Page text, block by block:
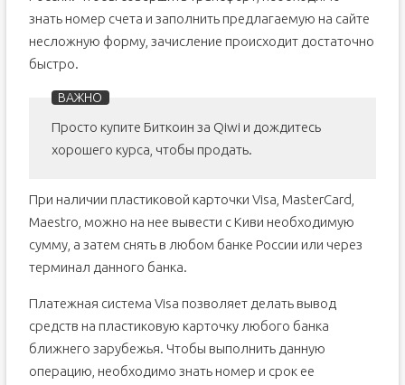
знать номер счета и заполнить предлагаемую на сайте
несложную форму, зачисление происходит достаточно
быстро.
Просто купите Биткоин за Qiwi и дождитесь
хорошего курса, чтобы продать.
При наличии пластиковой карточки Visa, MasterCard,
Maestro, можно на нее вывести с Киви необходимую
сумму, а затем снять в любом банке России или через
терминал данного банка.
Платежная система Visa позволяет делать вывод
средств на пластиковую карточку любого банка
ближнего зарубежья. Чтобы выполнить данную
операцию, необходимо знать номер и срок ее